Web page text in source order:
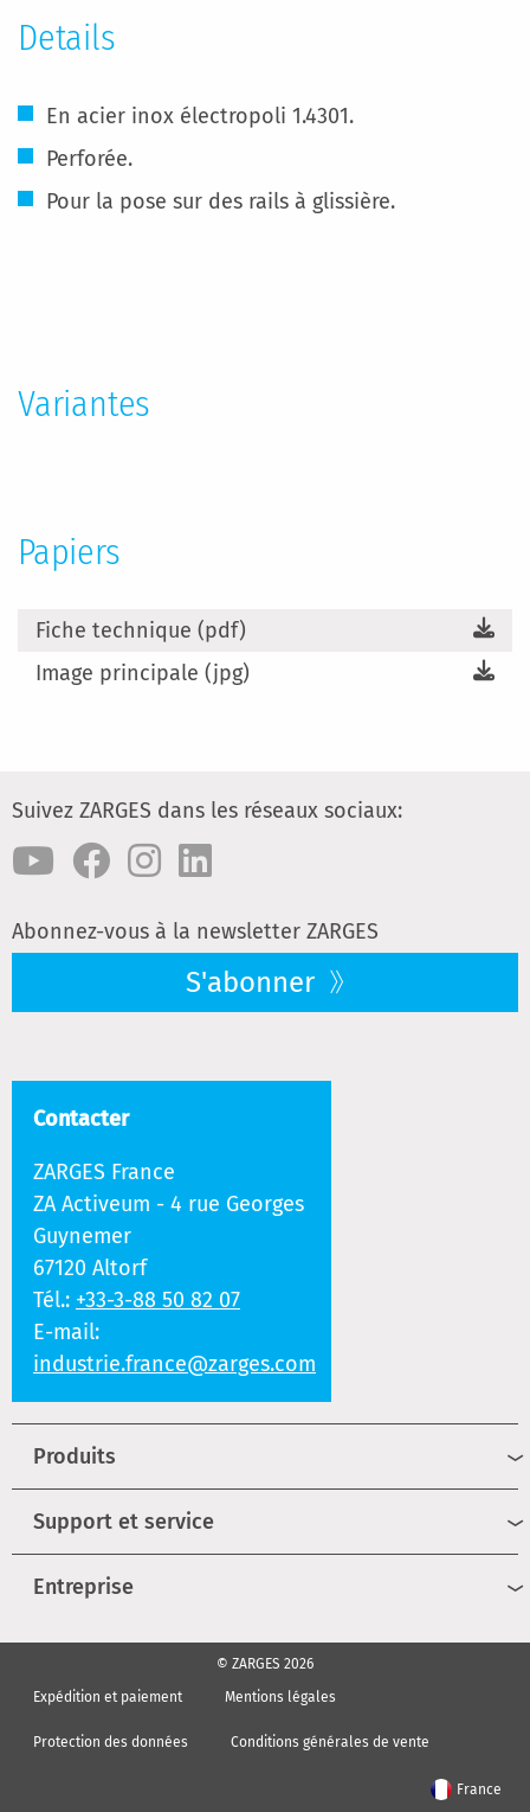
Details
En acier inox électropoli 1.4301.
Perforée.
Pour la pose sur des rails à glissière.
Variantes
Papiers
Fiche technique (pdf)
Image principale (jpg)
Suivez ZARGES dans les réseaux sociaux:
Abonnez-vous à la newsletter ZARGES
S'abonner
Contacter
ZARGES France
ZA Activeum - 4 rue Georges
Guynemer
67120 Altorf
Tél.: +33-3-88 50 82 07
E-mail:
industrie.france@zarges.com
Produits
Support et service
Entreprise
© ZARGES 2026
Expédition et paiement
Mentions légales
Protection des données Conditions générales de vente
France